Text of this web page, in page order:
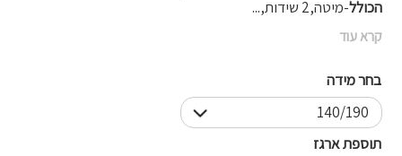
הכולל-מיטה,2 שידות,...
קרא עוד
בחר מידה
תוספת ארגז